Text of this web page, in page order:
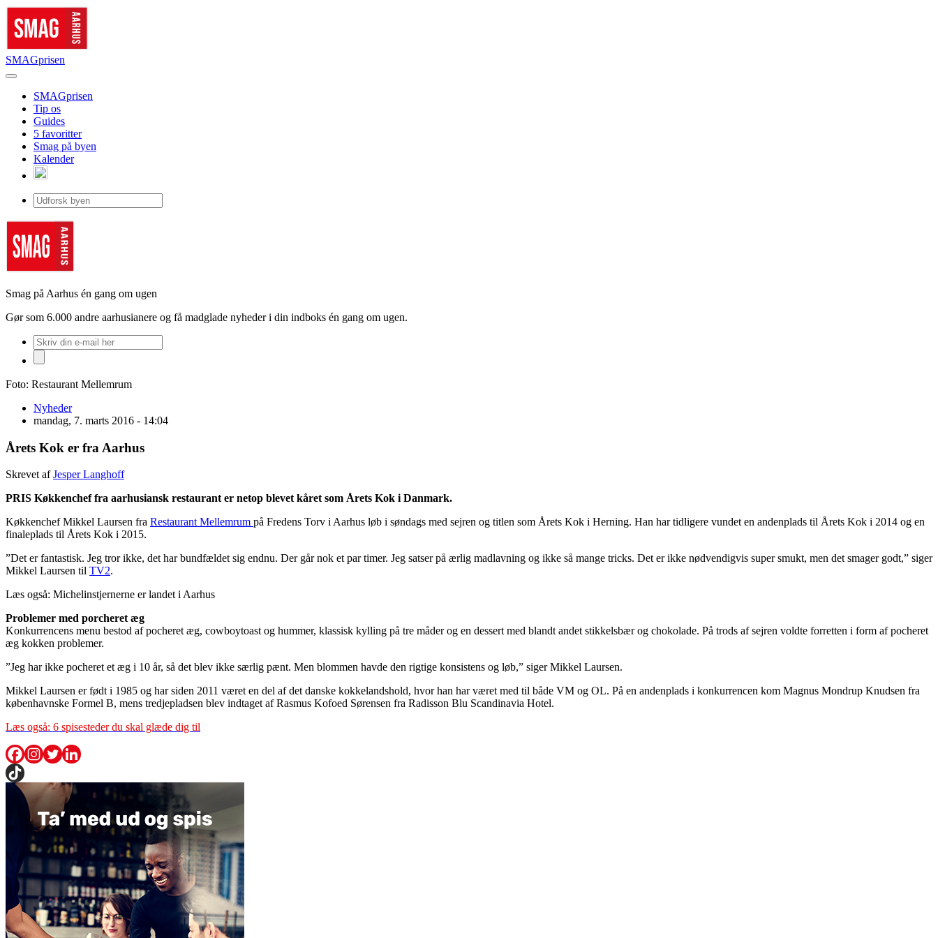
SMAGprisen
SMAGprisen
Tip os
Guides
5 favoritter
Smag på byen
Kalender
Smag på Aarhus én gang om ugen
Gør som 6.000 andre aarhusianere og få madglade nyheder i din indboks én gang om ugen.
Foto: Restaurant Mellemrum
Nyheder
mandag, 7. marts 2016 - 14:04
Årets Kok er fra Aarhus
Skrevet afJesper Langhoff
PRIS Køkkenchef fra aarhusiansk restaurant er netop blevet kåret som Årets Kok i Danmark.
Køkkenchef Mikkel Laursen fra Restaurant Mellemrum på Fredens Torv i Aarhus løb i søndags med sejren og titlen som Årets Kok i Herning. Han har tidligere vundet en andenplads til Årets Kok i 2014 og en
finaleplads til Årets Kok i 2015.
”Det er fantastisk. Jeg tror ikke, det har bundfældet sig endnu. Der går nok et par timer. Jeg satser på ærlig madlavning og ikke så mange tricks. Det er ikke nødvendigvis super smukt, men det smager godt,” siger
Mikkel Laursen til TV2.
Læs også: Michelinstjernerne er landet i Aarhus
Problemer med porcheret æg
Konkurrencens menu bestod af pocheret æg, cowboytoast og hummer, klassisk kylling på tre måder og en dessert med blandt andet stikkelsbær og chokolade. På trods af sejren voldte forretten i form af pocheret
æg kokken problemer.
”Jeg har ikke pocheret et æg i 10 år, så det blev ikke særlig pænt. Men blommen havde den rigtige konsistens og løb,” siger Mikkel Laursen.
Mikkel Laursen er født i 1985 og har siden 2011 været en del af det danske kokkelandshold, hvor han har været med til både VM og OL. På en andenplads i konkurrencen kom Magnus Mondrup Knudsen fra
københavnske Formel B, mens tredjepladsen blev indtaget af Rasmus Kofoed Sørensen fra Radisson Blu Scandinavia Hotel.
Læs også: 6 spisesteder du skal glæde dig til